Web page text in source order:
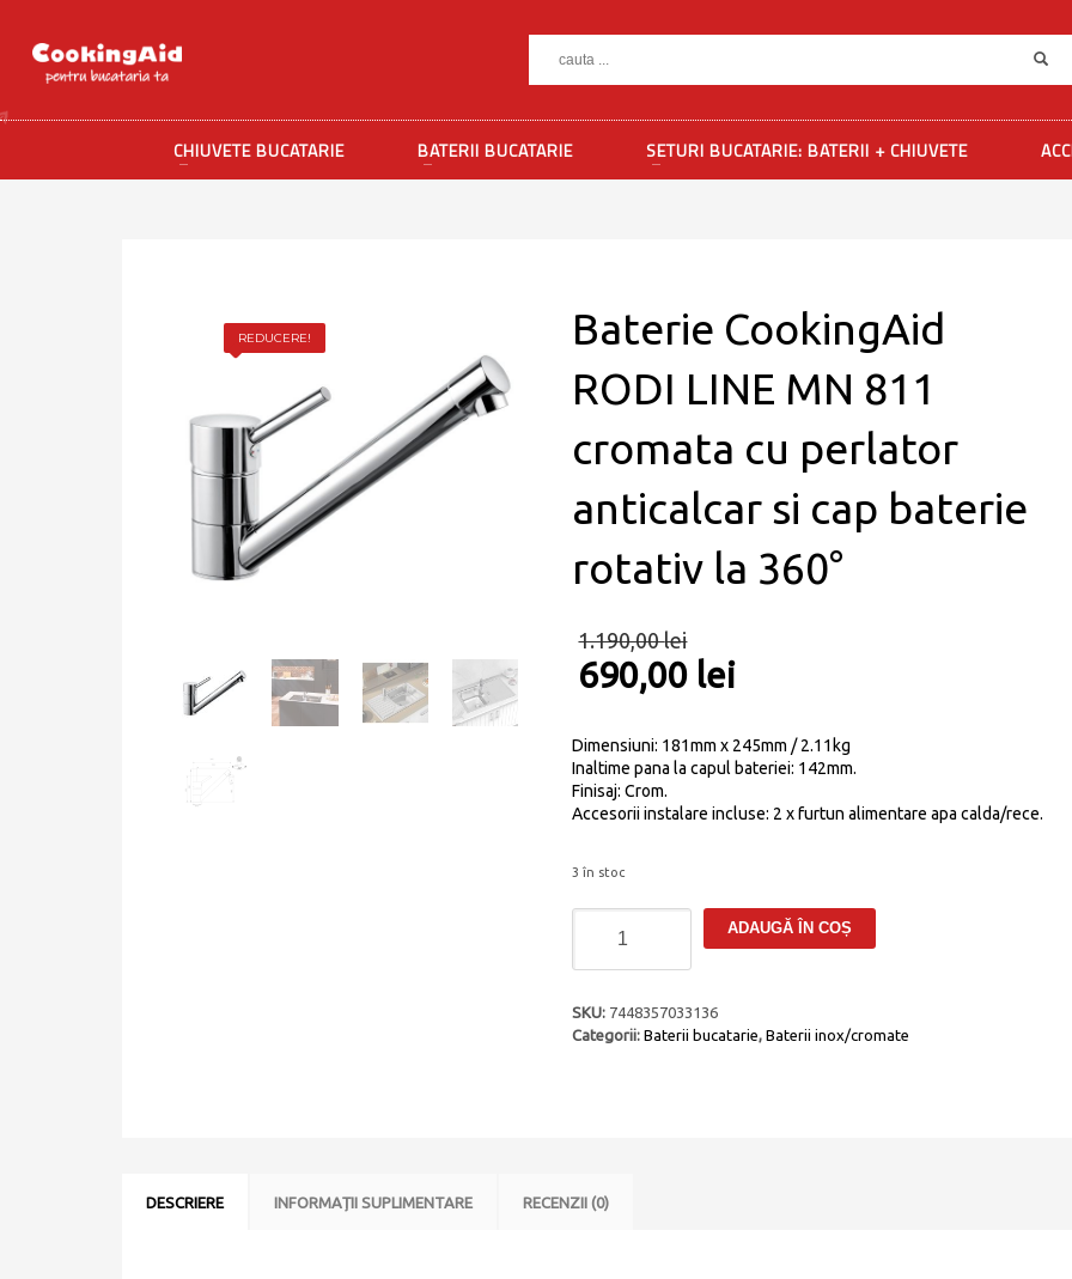
CHIUVETE BUCATARIE BATERII BUCATARIE SETURI BUCATARIE: BATERII + CHIUVETE
REDUCERE!
Baterie CookingAid
RODI LINE MN 811
cromata cu perlator
anticalcar si cap baterie
rotativ la 360°
1.190,00lei
690,00 lei
Dimensiuni: 181mm x 245mm / 2.11kg
Inaltime pana la capul bateriei: 142mm.
Finisaj: Crom.
Accesorii instalare incluse: 2 x furtun alimentare apa calda/rece.
3 în stoc
Baterie
LINE
MN
baterie
ADAUGĂ ÎN COȘ
SKU: 7448357033136
Categorii:Baterii bucatarie,Baterii inox/cromate
DESCRIERE INFORMAȚII SUPLIMENTARE RECENZII (0)